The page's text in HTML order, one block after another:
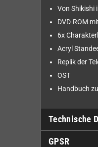
Von Shikishi
DVD-ROM
6x
Acryl
Replik der
OST
Handbuch
Technische
GPSR